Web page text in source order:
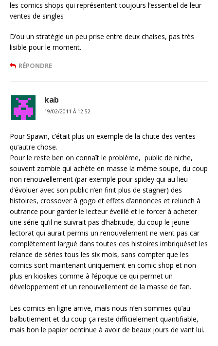
les comics shops qui représentent toujours l’essentiel de leur
ventes de singles
D’ou un stratégie un peu prise entre deux chaises, pas très
lisible pour le moment.
RÉPONDRE
kab
19/02/2011 Á 12:52
Pour Spawn, c’était plus un exemple de la chute des ventes
qu’autre chose.
Pour le reste ben on connaît le problème, public de niche,
souvent zombie qui achète en masse la même soupe, du coup
non renouvellement (par exemple pour spidey qui au lieu
d’évoluer avec son public n’en finit plus de stagner) des
histoires, crossover à gogo et effets d’annonces et relunch à
outrance pour garder le lecteur éveillé et le forcer à acheter
une série qu’il ne suivrait pas d’habitude, du coup le jeune
lectorat qui aurait permis un renouvelement ne vient pas car
complètement largué dans toutes ces histoires imbriquéset les
relance de séries tous les six mois, sans compter que les
comics sont maintenant uniquement en comic shop et non
plus en kioskes comme à l’époque ce qui permet un
développement et un renouvellement de la masse de fan.
Les comics en ligne arrive, mais nous n’en sommes qu’au
balbutiement et du coup ça reste difficielement quantifiable,
mais bon le papier ocntinue à avoir de beaux jours de vant lui.